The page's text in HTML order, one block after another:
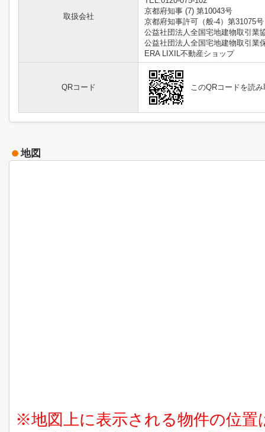
取扱会社
京都府知事 (7) 第10043号
京都府知事許可（般-4）第31075号
公益社団法人全国宅地建物取引業
公益社団法人全国宅地建物取引業
ERA LIXIL不動産ショップ
QRコード このQRコードを読
地図
※地図上に表示される物件の位